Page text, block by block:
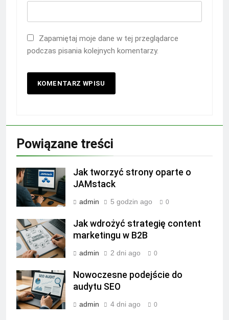
Zapamiętaj moje dane w tej przeglądarce
podczas pisania kolejnych komentarzy.
Powiązane treści
Jak tworzyć strony oparte o
JAMstack
admin 5 godzin ago 0
Jak wdrożyć strategię content
marketingu w B2B
admin 2 dni ago 0
Nowoczesne podejście do
audytu SEO
admin 4 dni ago 0